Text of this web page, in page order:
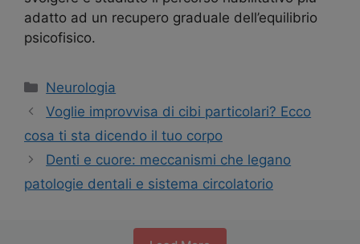
adatto ad un recupero graduale dell’equilibrio
psicofisico.
Categorie
Neurologia
Navigazione
articolo
Voglie improvvisa di cibi particolari? Ecco
cosa ti sta dicendo il tuo corpo
Denti e cuore: meccanismi che legano
patologie dentali e sistema circolatorio